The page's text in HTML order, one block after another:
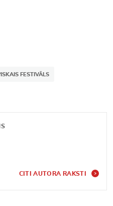
FESTIVĀLS
CITI AUTORA RAKSTI